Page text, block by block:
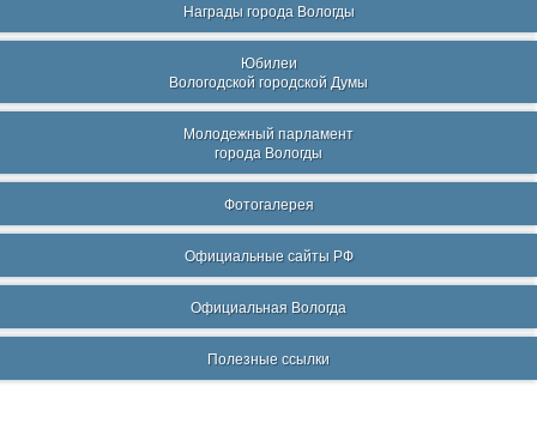
Награды города Вологды
Юбилеи
Вологодской городской Думы
Молодежный парламент
города Вологды
Фотогалерея
Официальные сайты РФ
Официальная Вологда
Полезные ссылки